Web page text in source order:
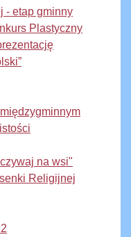
- etap gminny
Plastyczny
na wsi"
Religijnej